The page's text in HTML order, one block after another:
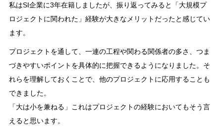
私はSI企業に3年在籍しましたが、振り返ってみると「大規模プ
ロジェクトに関われた」経験が大きなメリットだったと感じてい
ます。
プロジェクトを通して、一連の工程や関わる関係者の多さ、つま
づきやすいポイントを具体的に把握できるようになりました。そ
れらを理解しておくことで、他のプロジェクトに応用することも
できました。
「大は小を兼ねる」これはプロジェクトの経験においてもそう言
えると思います。